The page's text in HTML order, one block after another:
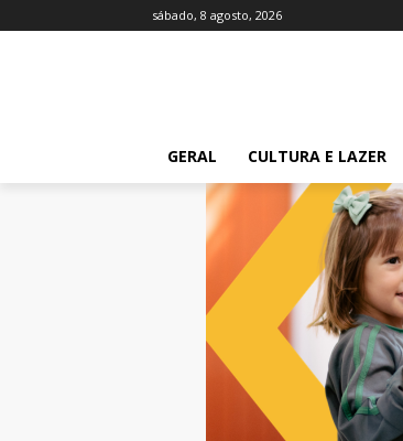
sábado, 8 agosto, 2026
GERAL CULTURA E LAZER